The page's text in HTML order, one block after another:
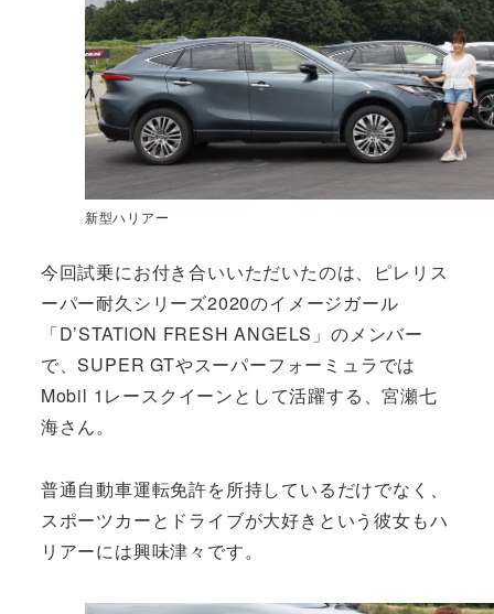
新型ハリアー
今回試乗にお付き合いいただいたのは、ピレリス
ーパー耐久シリーズ2020のイメージガール
「D’STATION FRESH ANGELS」のメンバー
で、SUPER GTやスーパーフォーミュラでは
Mobil 1レースクイーンとして活躍する、宮瀬七
海さん。
普通自動車運転免許を所持しているだけでなく、
スポーツカーとドライブが大好きという彼女もハ
リアーには興味津々です。